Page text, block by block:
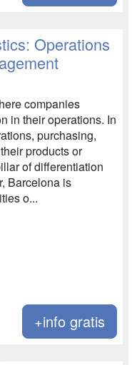
Operations
companies
in their operations. In
purchasing,
products or
of differentiation
Barcelona is
o...
+info gratis